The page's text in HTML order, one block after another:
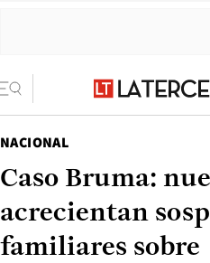
NACIONAL
Caso Bruma:
acrecientan
familiares sobre